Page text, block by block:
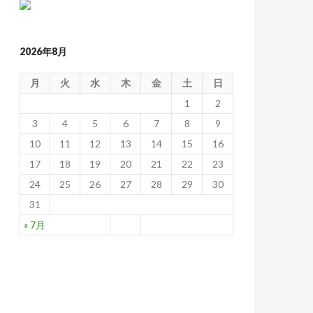
2026年8月
月 火 水 木 金 土 日
« 7月
1
2
3
4 5 6 7 8
9
10
11 12 13 14 15
16
17
18 19 20 21 22
23
24
25 26 27 28 29
30
31